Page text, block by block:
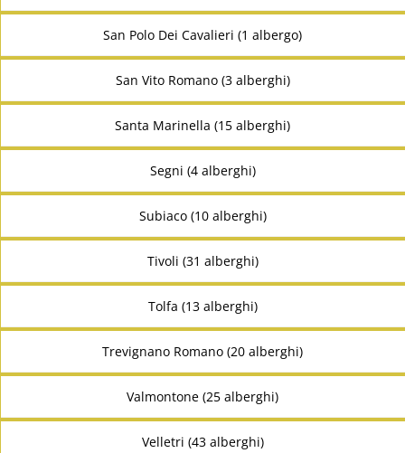
San Polo Dei Cavalieri (1 albergo)
San Vito Romano (3 alberghi)
Santa Marinella (15 alberghi)
Segni (4 alberghi)
Subiaco (10 alberghi)
Tivoli (31 alberghi)
Tolfa (13 alberghi)
Trevignano Romano (20 alberghi)
Valmontone (25 alberghi)
Velletri (43 alberghi)